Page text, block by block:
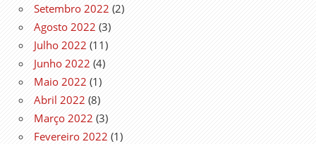
Setembro 2022 (2)
Agosto 2022 (3)
Julho 2022 (11)
Junho 2022 (4)
Maio 2022 (1)
Abril 2022 (8)
Março 2022 (3)
Fevereiro 2022 (1)